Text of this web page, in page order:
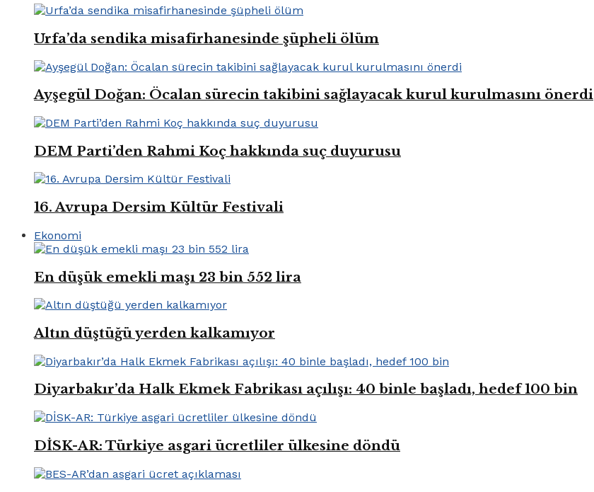
Urfa’da sendika misafirhanesinde şüpheli ölüm
Ayşegül Doğan: Öcalan sürecin takibini sağlayacak kurul kurulmasını önerdi
DEM Parti’den Rahmi Koç hakkında suç duyurusu
16. Avrupa Dersim Kültür Festivali
Ekonomi
En düşük emekli maşı 23 bin 552 lira
Altın düştüğü yerden kalkamıyor
Diyarbakır’da Halk Ekmek Fabrikası açılışı: 40 binle başladı, hedef 100 bin
DİSK-AR: Türkiye asgari ücretliler ülkesine döndü